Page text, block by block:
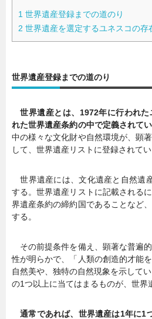
1 世界遺産登録までの道のり
2 世界遺産を選定するユネスコの存
世界遺産登録までの道のり
世界遺産とは、1972年に行われ
れた世界遺産条約の中で定義されて
中の様々な文化財や自然環境が、顕
して、世界遺産リストに登録されてい
世界遺産には、文化遺産と自然遺
する。世界遺産リストに記載される
界遺産条約の締約国であることなど
する。
その前提条件を備え、顕著な普遍
性が明らかで、「人類の創造的才能
自然美や、独特の自然現象を示して
の1つ以上に当てはまるものが、世界
通常であれば、世界遺産は1年に1